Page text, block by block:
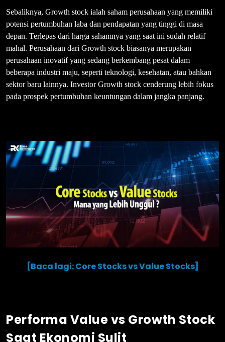
Sebaliknya, Growth stock ialah saham perusahaan yang memiliki
potensi pertumbuhan laba dan pendapatan yang tinggi di masa
depan. Terlepas dari harga sahamnya yang saat ini sudah relatif
mahal. Perusahaan dari Growth stock biasanya merupakan
perusahaan inovatif yang sedang berkembang pesat dalam
beberapa industri maju, seperti teknologi, kesehatan, atau bahkan
sektor baru lainnya. Investor Growth stock cenderung lebih fokus
pada prospek pertumbuhan keuntungan dalam jangka panjang.
[Baca lagi: Core Stocks vs Value Stocks]
Performa Value vs Growth Stock
Saat Ekonomi Sulit